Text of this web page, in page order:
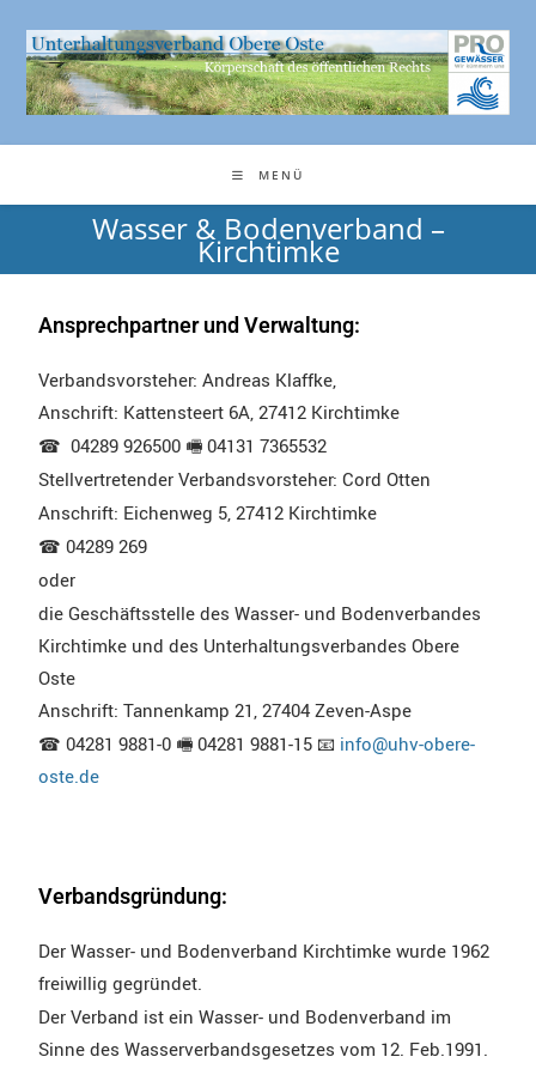
MENÜ
Wasser & Bodenverband –
Kirchtimke
Ansprechpartner und Verwaltung:
Verbandsvorsteher: Andreas Klaffke,
Anschrift: Kattensteert 6A, 27412 Kirchtimke
☎ 04289 926500 🖷 04131 7365532
Stellvertretender Verbandsvorsteher: Cord Otten
Anschrift: Eichenweg 5, 27412 Kirchtimke
☎ 04289 269
oder
die Geschäftsstelle des Wasser- und Bodenverbandes
Kirchtimke und des Unterhaltungsverbandes Obere
Oste
Anschrift: Tannenkamp 21, 27404 Zeven-Aspe
☎ 04281 9881-0 🖷 04281 9881-15 📧 info@uhv-obere-
oste.de
Verbandsgründung:
Der Wasser- und Bodenverband Kirchtimke wurde 1962
freiwillig gegründet.
Der Verband ist ein Wasser- und Bodenverband im
Sinne des Wasserverbandsgesetzes vom 12. Feb.1991.